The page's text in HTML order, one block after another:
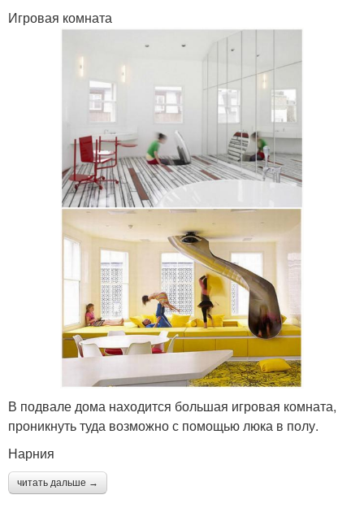
Игровая комната
В подвале дома находится большая игровая комната,
проникнуть туда возможно с помощью люка в полу.
Нарния
читать дальше →